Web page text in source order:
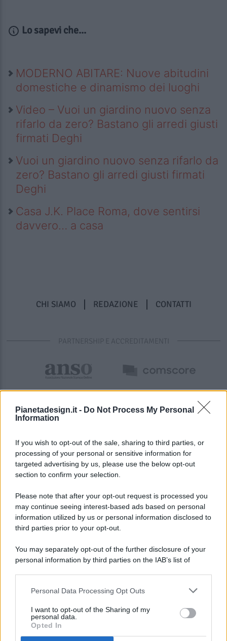
Pianetadesign.it - Do Not Process My Personal
Information
If you wish to opt-out of the sale, sharing to third parties, or
processing of your personal or sensitive information for
targeted advertising by us, please use the below opt-out
section to confirm your selection.
Please note that after your opt-out request is processed you
may continue seeing interest-based ads based on personal
information utilized by us or personal information disclosed to
third parties prior to your opt-out.
You may separately opt-out of the further disclosure of your
personal information by third parties on the IAB’s list of
This information may also be disclosed by us to third parties
disclose it to other third parties.
Personal Data Processing Opt Outs
I want to opt-out of the Sharing of my
personal data.
Opted In
Lo sapevi che...
MODERNO ABITARE: Nuove abitudini
domestiche e dinamismo dei luoghi
Video – Vuoi un giardino nuovo senza
rifarlo da zero? Bastano gli arredi giusti
firmati Deghi
Vuoi un giardino nuovo senza rifarlo da
zero? Bastano gli arredi giusti firmati
Deghi
Casa J.K. Place Roma, dove sentirsi
davvero… a casa
CHI SIAMO REDAZIONE CONTATTI
PARTNERSHIP E ACCREDITAMENTI
© 2026 - Pianeta Design - P.IVA 04827280654 - Testata
Registrata Al Tribunale Di Nocera Inferiore N. 8/2020 - RG N.
ISCRIZIONE AL ROC N. 35792 – ISCRITTA ALL’ANSO
(ASSOCIAZIONE NAZIONALE STAMPA ONLINE)
PREFERENZE PRIVACY